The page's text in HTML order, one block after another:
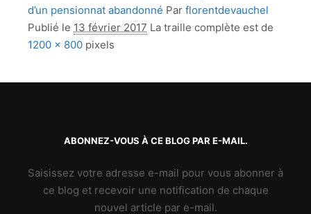
d’un pensionnat abandonné Par florentdevauchel
Publié le 13 février 2017 La traille complète est de
1200 × 800 pixels
ABONNEZ-VOUS À CE BLOG PAR E-MAIL.
Saisissez votre adresse e-mail pour vous abonner à
ce blog et recevoir une notification de chaque
nouvel article par e-mail.